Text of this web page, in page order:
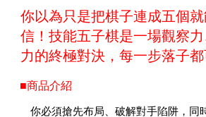
你以為只是把棋子連成五個
信！技能五子棋是一場觀察
力的終極對決，每一步落子都
■商品介紹
你必須搶先布局、破解對手陷阱，同